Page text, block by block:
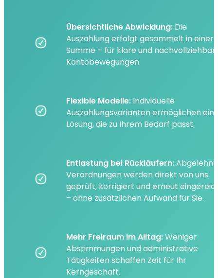
Übersichtliche Abwicklung: Die
Auszahlung erfolgt gesammelt in einer
Summe – für klare und
Kontobewegungen.
Flexible Modelle: Individuelle
Auszahlungsvarianten ermöglichen
Lösung, die zu Ihrem Bedarf passt.
Entlastung bei Rückläufern:
Verordnungen werden direkt von uns
geprüft, korrigiert und erneut
– ohne zusätzlichen Aufwand für Sie.
Mehr Freiraum im Alltag:Weniger
Abstimmungen und administrative
Tätigkeiten schaffen Zeit für Ihr
Kerngeschäft.